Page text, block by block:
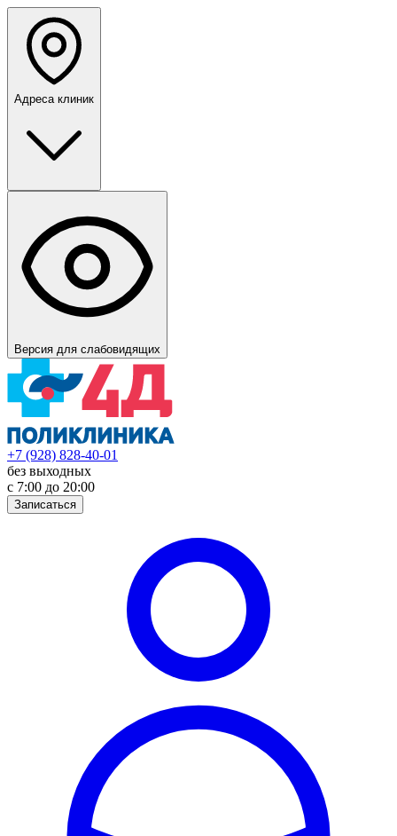
Адреса клиник
Версия для слабовидящих
+7 (928) 828-40-01
без выходных
с 7:00 до 20:00
Записаться